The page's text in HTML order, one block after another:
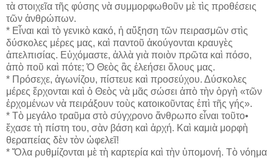
τὰ στοιχεῖα τῆς φύσης νὰ συμμορφωθοῦν μὲ τὶς προθέσεις
τῶν ἀνθρώπων.
* Εἶναι καὶ τὸ γενικὸ κακό, ἡ αὔξηση τῶν πειρασμῶν στὶς
δύσκολες μέρες μας, καὶ παντοῦ ἀκούγονται κραυγὲς
ἀπελπισίας. Εὐχόμαστε, ἀλλὰ γιὰ ποιὸν πρῶτα καὶ πόσο,
ἀπὸ ποῦ καὶ πότε; Ὁ Θεὸς ἂς ἐλεήσει ὅλους μας.
* Πρόσεχε, ἀγωνίζου, πίστευε καὶ προσεύχου. Δύσκολες
μέρες ἔρχονται καὶ ὁ Θεὸς νὰ μᾶς σώσει ἀπὸ τὴν ὀργὴ «τῶν
ἐρχομένων νὰ πειράξουν τοὺς κατοικοῦντας ἐπὶ τῆς γής».
* Τὸ μεγάλο τραῦμα στὸ σύγχρονο ἄνθρωπο εἶναι τοῦτο•
ἔχασε τὴ πίστη του, σὰν βάση καὶ ἀρχή. Καὶ καμιὰ μορφὴ
θεραπείας δὲν τὸν ὠφελεῖ!
* Ὅλα ρυθμίζονται μὲ τὴ καρτερία καὶ τὴν ὑπομονή. Τὸ νόημα